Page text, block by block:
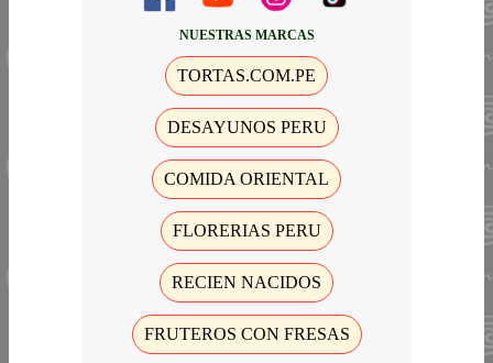
NUESTRAS MARCAS
TORTAS.COM.PE
DESAYUNOS PERU
COMIDA ORIENTAL
FLORERIAS PERU
RECIEN NACIDOS
FRUTEROS CON FRESAS